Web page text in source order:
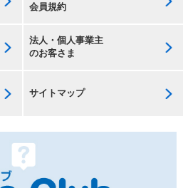
会員規約
法人・個人事業主
のお客さま
サイトマップ